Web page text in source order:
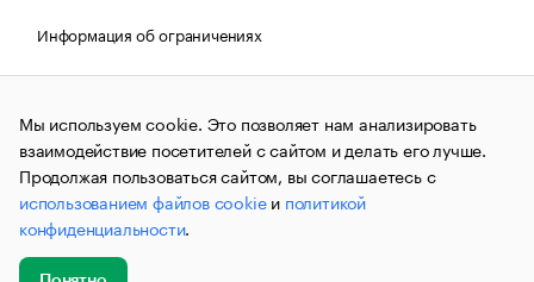
Информация об ограничениях
Правовая информация
О соблюдении авторских прав
© АО «РОСБИЗНЕСКОНСАЛТИНГ»,1995–2026.Сообщения
и материалы информационного агентства «РБК»
(зарегистрировано Федеральной службой по надзору в сфере
связи, информационных технологий и массовых
коммуникаций (Роскомнадзор) 09.12.2015 за номером ИА
№ФС77-63848) сопровождаются пометкой «РБК». Отдельные
публикации могут содержать информацию,
не предназначенную для пользователей
Мы используем cookie. Это позволяет нам анализировать
взаимодействие посетителей с сайтом и делать его лучше.
Продолжая пользоваться сайтом, вы соглашаетесь с
использованием файлов cookieи политикой
конфиденциальности.